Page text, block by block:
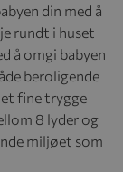
din med å
rundt i huset
å omgi babyen
beroligende
fine trygge
8 lyder og
miljøet som